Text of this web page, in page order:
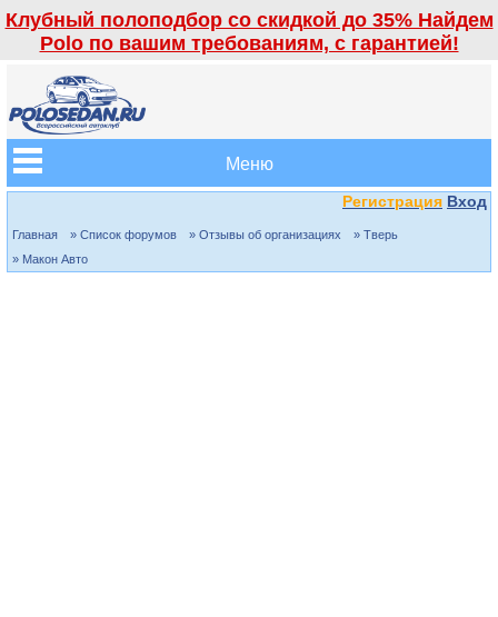
Клубный полоподбор со скидкой до 35% Найдем
Polo по вашим требованиям, с гарантией!
Меню
Регистрация Вход
Главная » Список форумов » Отзывы об организациях
» Тверь
» Макон Авто